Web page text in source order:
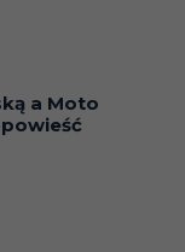
a Moto